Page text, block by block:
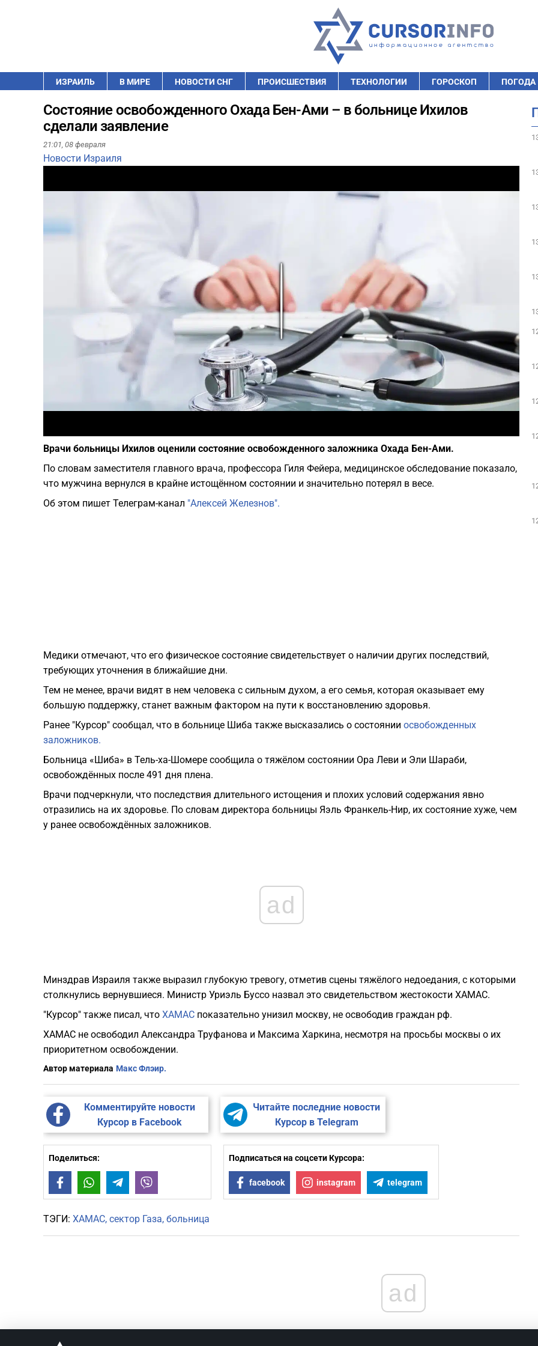
ИЗРАИЛЬ В МИРЕ НОВОСТИ СНГ ПРОИСШЕСТВИЯ ТЕХНОЛОГИИ ГОРОСКОП ПОГОДА
Состояние освобожденного Охада Бен-Ами – в больнице Ихилов
сделали заявление
21:01, 08 февраля
Новости Израиля
Play
Врачи больницы Ихилов оценили состояние освобожденного заложника Охада Бен-Ами.
По словам заместителя главного врача, профессора Гиля Фейера, медицинское обследование показало,
что мужчина вернулся в крайне истощённом состоянии и значительно потерял в весе.
Об этом пишет Телеграм-канал "Алексей Железнов".
Медики отмечают, что его физическое состояние свидетельствует о наличии других последствий,
требующих уточнения в ближайшие дни.
Тем не менее, врачи видят в нем человека с сильным духом, а его семья, которая оказывает ему
большую поддержку, станет важным фактором на пути к восстановлению здоровья.
Ранее "Курсор" сообщал, что в больнице Шиба также высказались о состоянии освобожденных
заложников.
Больница «Шиба» в Тель-ха-Шомере сообщила о тяжёлом состоянии Ора Леви и Эли Шараби,
освобождённых после 491 дня плена.
Врачи подчеркнули, что последствия длительного истощения и плохих условий содержания явно
отразились на их здоровье. По словам директора больницы Яэль Франкель-Нир, их состояние хуже, чем
у ранее освобождённых заложников.
ad
Минздрав Израиля также выразил глубокую тревогу, отметив сцены тяжёлого недоедания, с которыми
столкнулись вернувшиеся. Министр Уриэль Буссо назвал это свидетельством жестокости ХАМАС.
"Курсор" также писал, что ХАМАС показательно унизил москву, не освободив граждан рф.
ХАМАС не освободил Александра Труфанова и Максима Харкина, несмотря на просьбы москвы о их
приоритетном освобождении.
Автор материала Макс Флэир.
Комментируйте новости
Курсор в Facebook
Читайте последние новости
Курсор в Telegram
Поделиться:
FacebookWhatsAppTelegram
Подписаться на соцсети Курсора:
facebook instagram telegram
ТЭГИ: ХАМАС сектор Газа больница
ad